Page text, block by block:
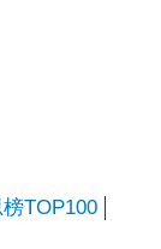
TOP100